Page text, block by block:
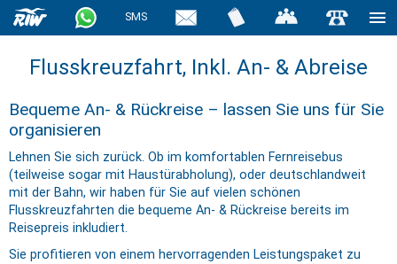
SMS
Flusskreuzfahrt, Inkl. An- & Abreise
Bequeme An- & Rückreise – lassen Sie uns für Sie
organisieren
Lehnen Sie sich zurück. Ob im komfortablen Fernreisebus
(teilweise sogar mit Haustürabholung), oder deutschlandweit
mit der Bahn, wir haben für Sie auf vielen schönen
Flusskreuzfahrten die bequeme An- & Rückreise bereits im
Reisepreis inkludiert.
Sie profitieren von einem hervorragenden Leistungspaket zu